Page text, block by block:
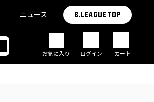
ニュース B.LEAGUE TOP
お気に入り ログイン カート